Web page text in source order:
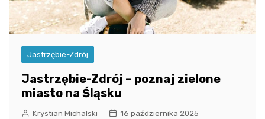
Jastrzębie-Zdrój
Jastrzębie-Zdrój – poznaj zielone
miasto na Śląsku
Krystian Michalski 16 października 2025